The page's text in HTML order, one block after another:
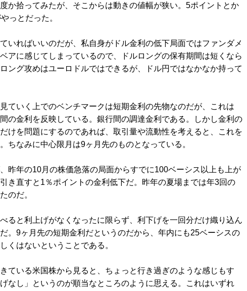
か拾ってみたが、そこからは動きの値幅が狭い。5ポイントとか
っとだった。
いればいいのだが、私自身がドル金利の低下局面ではファンダメ
アに感じてしまっているので、ドルロングの保有期間は短くなら
ング攻めはユーロドルではできるが、ドル円ではなかなか持って
ていく上でのベンチマークは短期金利の先物なのだが、これは
の金利を反映している。銀行間の調達金利である。しかし金利の
けを問題にするのであれば、取引量や流動性を考えると、これを
ちなみに中心限月は9ヶ月先のものとなっている。
昨年の10月の株価急落の局面からすでに100ベーシス以上も上が
き直すと1％ポイントの金利低下だ。昨年の夏場までは年3回の
のだ。
ると利上げがなくなったに限らず、利下げを一回分だけ織り込ん
。9ヶ月先の短期金利だというのだから、年内にも25ベーシスの
くはないということである。
ている米国株から見ると、ちょっと行き過ぎのような感じもす
なし」というのが順当なところのように思える。これはいずれ